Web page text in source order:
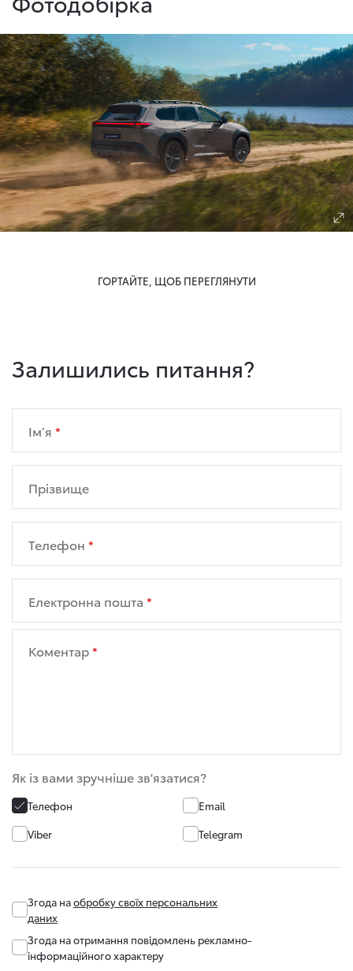
ГОРТАЙТЕ, ЩОБ ПЕРЕГЛЯНУТИ
Залишились питання?
Ім’я
Прізвище
Телефон
Електронна пошта
Коментар
Як із вами зручніше зв'язатися?
Телефон
Email
Viber
Telegram
Згода наобробку своїх персональних
даних
Згода на отримання повідомлень рекламно-
інформаційного характеру